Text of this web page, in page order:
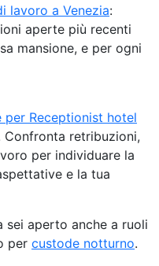
lavoro a Venezia:
aperte più recenti
mansione, e per ogni
Receptionist hotel
Confronta retribuzioni,
per individuare la
e la tua
sei aperto anche a ruoli
per custode notturno.